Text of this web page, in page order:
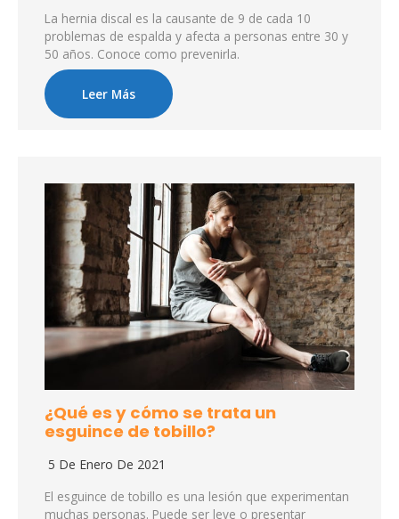
La hernia discal es la causante de 9 de cada 10
problemas de espalda y afecta a personas entre 30 y
50 años. Conoce como prevenirla.
Leer Más
¿Qué es y cómo se trata un
esguince de tobillo?
5 De Enero De 2021
El esguince de tobillo es una lesión que experimentan
muchas personas. Puede ser leve o presentar